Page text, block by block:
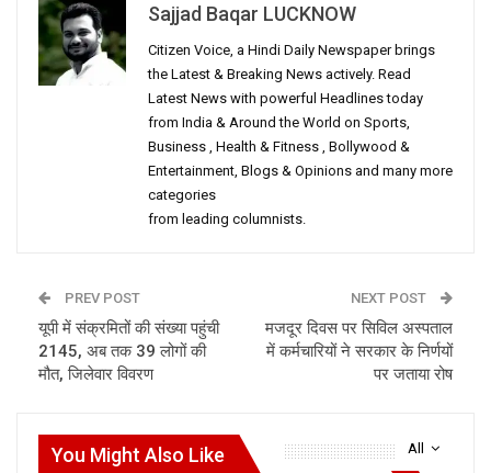
Sajjad Baqar LUCKNOW
Citizen Voice, a Hindi Daily Newspaper brings
the Latest & Breaking News actively. Read
Latest News with powerful Headlines today
from India & Around the World on Sports,
Business , Health & Fitness , Bollywood &
Entertainment, Blogs & Opinions and many more
categories
from leading columnists.
PREV POST
यूपी में संक्रमितों की संख्या पहुंची
2145, अब तक 39 लोगों की
मौत, जिलेवार विवरण
NEXT POST
मजदूर दिवस पर सिविल अस्पताल
में कर्मचारियों ने सरकार के निर्णयों
पर जताया रोष
All
You Might Also Like